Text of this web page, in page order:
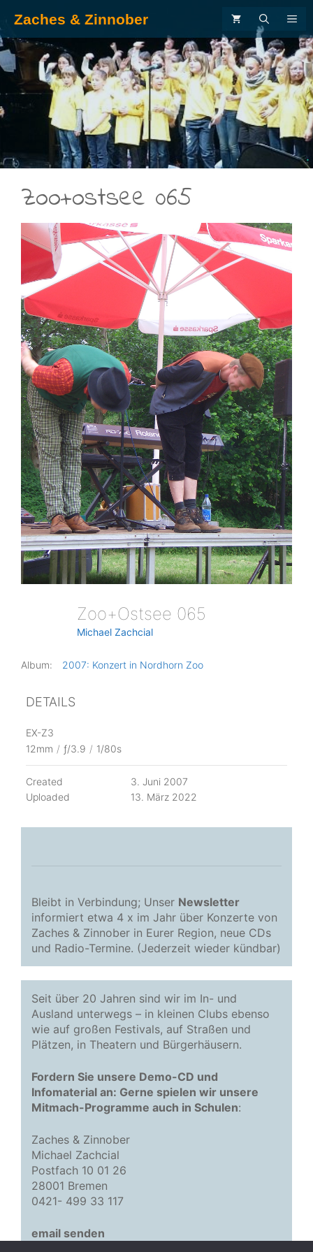
Inhalt
springen
Zaches & Zinnober
.
Zoo+ostsee 065
Zoo+ostsee 065
Michael Zachcial
Album: 2007: Konzert in Nordhorn Zoo
DETAILS
EX-Z3
12mm / ƒ/3.9 / 1/80s
Created
3. Juni 2007
Uploaded
13. März 2022
Bleibt in Verbindung; Unser Newsletter
informiert etwa 4 x im Jahr über Konzerte von
Zaches & Zinnober in Eurer Region, neue CDs
und Radio-Termine. (Jederzeit wieder kündbar)
Seit über 20 Jahren sind wir im In- und
Ausland unterwegs – in kleinen Clubs ebenso
wie auf großen Festivals, auf Straßen und
Plätzen, in Theatern und Bürgerhäusern.
Fordern Sie unsere Demo-CD und
Infomaterial an: Gerne spielen wir unsere
Mitmach-Programme auch in Schulen:
Zaches & Zinnober
Michael Zachcial
Postfach 10 01 26
28001 Bremen
0421- 499 33 117
email senden